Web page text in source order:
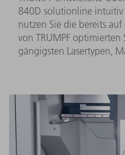
840D solutionline intuitiv
nutzen Sie die bereits
von TRUMPF
gängigsten Lasertypen,